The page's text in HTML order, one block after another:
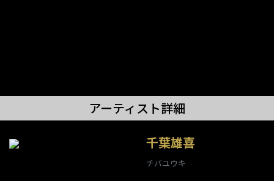
アーティスト詳細
千葉雄喜
チバユウキ